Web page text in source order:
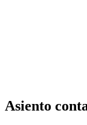
Asiento